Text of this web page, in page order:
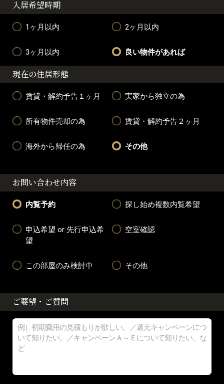
入居希望時期
1ヶ月以内 2ヶ月以内
3ヶ月以内 良い物件があれば
現在の住居形態
賃貸・解約予告１ヶ月 実家から独立の為
所有物件売却の為 賃貸・解約予告２ヶ月
海外から帰任の為 その他
お問い合わせ内容
内覧予約 探し始め複数内覧希望
申込希望 or 先行申込希
望
空室確認
この部屋のみ検討中 その他
ご要望・ご質問